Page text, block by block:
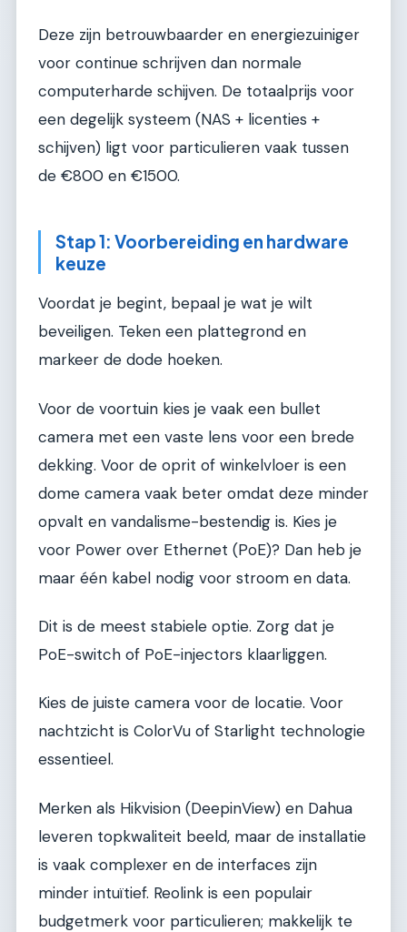
Deze zijn betrouwbaarder en energiezuiniger
voor continue schrijven dan normale
computerharde schijven. De totaalprijs voor
een degelijk systeem (NAS + licenties +
schijven) ligt voor particulieren vaak tussen
de €800 en €1500.
Stap 1: Voorbereiding en hardware
keuze
Voordat je begint, bepaal je wat je wilt
beveiligen. Teken een plattegrond en
markeer de dode hoeken.
Voor de voortuin kies je vaak een bullet
camera met een vaste lens voor een brede
dekking. Voor de oprit of winkelvloer is een
dome camera vaak beter omdat deze minder
opvalt en vandalisme-bestendig is. Kies je
voor Power over Ethernet (PoE)? Dan heb je
maar één kabel nodig voor stroom en data.
Dit is de meest stabiele optie. Zorg dat je
PoE-switch of PoE-injectors klaarliggen.
Kies de juiste camera voor de locatie. Voor
nachtzicht is ColorVu of Starlight technologie
essentieel.
Merken als Hikvision (DeepinView) en Dahua
leveren topkwaliteit beeld, maar de installatie
is vaak complexer en de interfaces zijn
minder intuïtief. Reolink is een populair
budgetmerk voor particulieren; makkelijk te